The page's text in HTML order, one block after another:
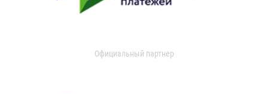
Официальный партнер